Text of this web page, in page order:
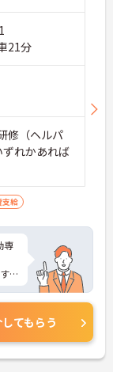
21分
修（ヘルパ
れかあれば
支給
専
に
てもらう